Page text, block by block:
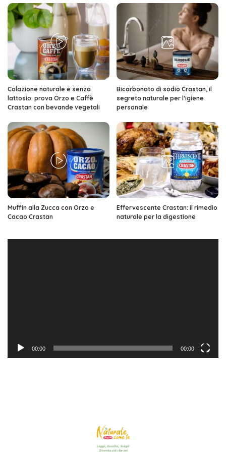
Colazione naturale e senza
lattosio: prova Orzo e Caffè
Crastan con bevande vegetali
Bicarbonato di sodio Crastan, il
segreto naturale per l’igiene
personale
Muffin alla Zucca con Orzo e
Cacao Crastan
Effervescente Crastan: il rimedio
naturale per la digestione
00:00 00:00